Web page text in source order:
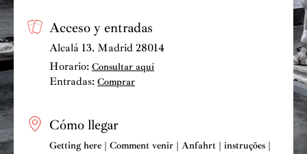
Acceso y entradas
Alcalá 13. Madrid 28014
Horario: Consultar aquí
Entradas: Comprar
Cómo llegar
Getting here | Comment venir | Anfahrt | instruções |